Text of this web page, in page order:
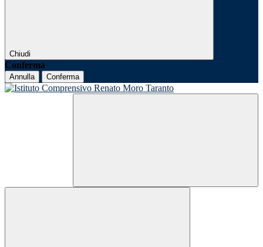
Chiudi
Conferma
Annulla Conferma